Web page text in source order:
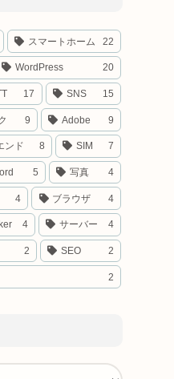
スマートホーム 22
WordPress 20
17 SNS 15
9 Adobe 9
ンド 8 SIM 7
5 写真 4
4 ブラウザ 4
4 サーバー 4
2 SEO 2
2